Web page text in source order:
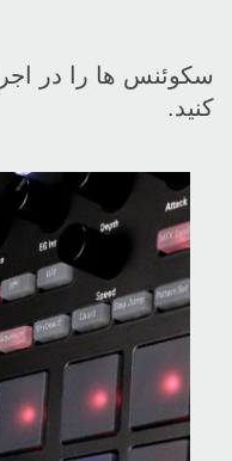
سکوئنس ها را در
کنید.‏